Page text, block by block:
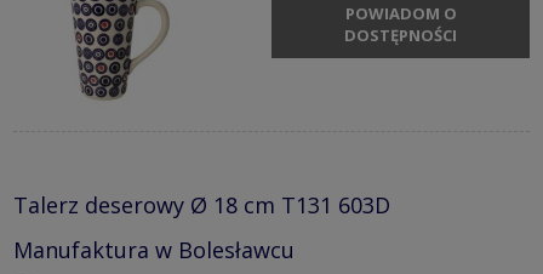
POWIADOM O
DOSTĘPNOŚCI
Talerz deserowy Ø 18 cm T131 603D
Manufaktura w Bolesławcu